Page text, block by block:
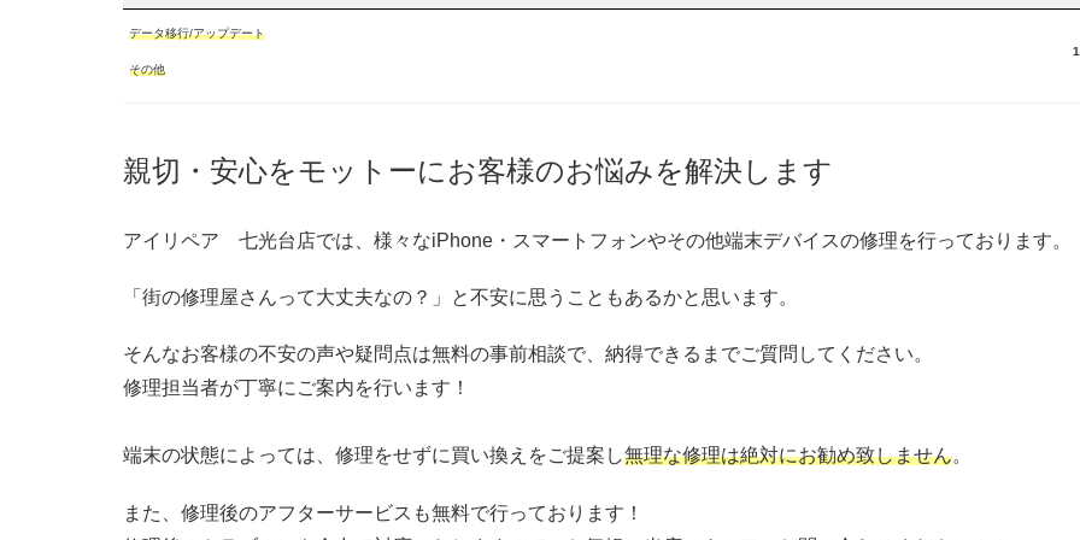
データ移行/アップデート
その他
親切・安心をモットーにお客様のお悩みを解決します
アイリペア 七光台店では、様々なiPhone・スマートフォンやその他端末デバイスの修理を行っております。
「街の修理屋さんって大丈夫なの？」と不安に思うこともあるかと思います。
そんなお客様の不安の声や疑問点は無料の事前相談で、納得できるまでご質問してください。
修理担当者が丁寧にご案内を行います！
端末の状態によっては、修理をせずに買い換えをご提案し無理な修理は絶対にお勧め致しません。
また、修理後のアフターサービスも無料で行っております！